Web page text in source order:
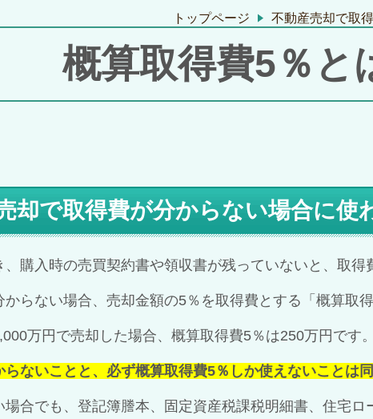
トップページ 不動産売却で取
概算取得費5％と
却で取得費が分からない場合に使
購入時の売買契約書や領収書が残っていないと、取得
らない場合、売却金額の5％を取得費とする「概算取
万円で売却した場合、概算取得費5％は250万円です。
ないことと、必ず概算取得費5％しか使えないことは
場合でも、登記簿謄本、固定資産税課税明細書、住宅